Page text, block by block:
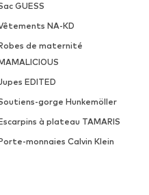
GUESS
NA-KD
de maternité
EDITED
gorge Hunkemöller
à plateau TAMARIS
monnaies Calvin Klein